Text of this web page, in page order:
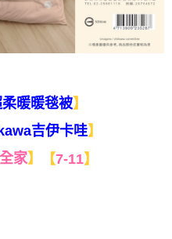
暖暖毯被】
吉伊卡哇】
全家】 【7-11】